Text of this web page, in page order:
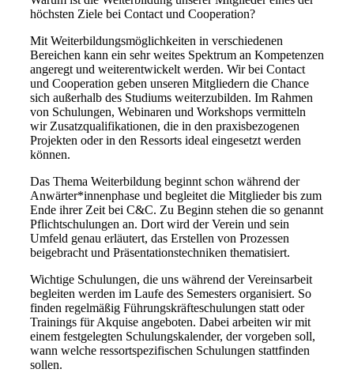
höchsten Ziele bei Contact und Cooperation?
Mit Weiterbildungsmöglichkeiten in verschiedenen
Bereichen kann ein sehr weites Spektrum an Kompetenzen
angeregt und weiterentwickelt werden. Wir bei Contact
und Cooperation geben unseren Mitgliedern die Chance
sich außerhalb des Studiums weiterzubilden. Im Rahmen
von Schulungen, Webinaren und Workshops vermitteln
wir Zusatzqualifikationen, die in den praxisbezogenen
Projekten oder in den Ressorts ideal eingesetzt werden
können.
Das Thema Weiterbildung beginnt schon während der
Anwärter*innenphase und begleitet die Mitglieder bis zum
Ende ihrer Zeit bei C&C. Zu Beginn stehen die so genannt
Pflichtschulungen an. Dort wird der Verein und sein
Umfeld genau erläutert, das Erstellen von Prozessen
beigebracht und Präsentationstechniken thematisiert.
Wichtige Schulungen, die uns während der Vereinsarbeit
begleiten werden im Laufe des Semesters organisiert. So
finden regelmäßig Führungskräfteschulungen statt oder
Trainings für Akquise angeboten. Dabei arbeiten wir mit
einem festgelegten Schulungskalender, der vorgeben soll,
wann welche ressortspezifischen Schulungen stattfinden
sollen.